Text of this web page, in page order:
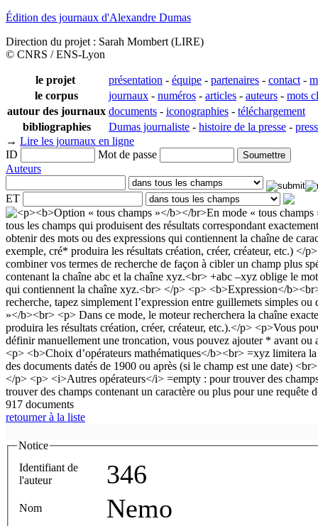
Édition des journaux d'Alexandre Dumas
Direction du projet : Sarah Mombert (LIRE)
© CNRS / ENS-Lyon
le projet présentation - équipe - partenaires - contact -
le corpus
journaux - numéros - articles - auteurs - mots
autour des journaux documents - iconographies - téléchargement
bibliographies
Dumas journaliste - histoire de la presse -
→ Lire les journaux en ligne
ID
Mot de passe
Auteurs
ET
917 documents
retourner à la liste
Notice
Identifiant de
l'auteur
346
Nom Nemo